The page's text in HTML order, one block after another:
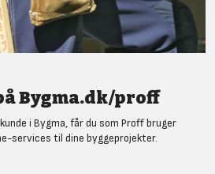
Bygma.dk/proff
i Bygma, får du som Proff bruger
services til dine byggeprojekter.